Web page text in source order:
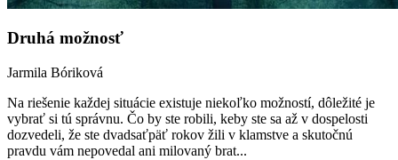
Druhá možnosť
Jarmila Bóriková
Na riešenie každej situácie existuje niekoľko možností, dôležité je
vybrať si tú správnu. Čo by ste robili, keby ste sa až v dospelosti
dozvedeli, že ste dvadsaťpäť rokov žili v klamstve a skutočnú
pravdu vám nepovedal ani milovaný brat...